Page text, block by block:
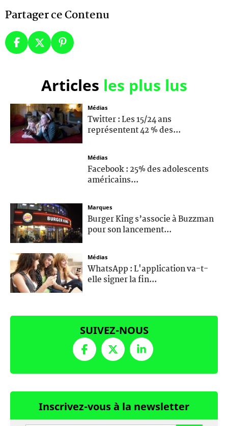
Partager ce Contenu
Articles les plus lus
Médias
Twitter : Les 15/24 ans
représentent 42 % des...
Médias
Facebook : 25% des adolescents
américains...
Marques
Burger King s’associe à Buzzman
pour son lancement...
Médias
WhatsApp : L'application va-t-
elle signer la fin...
SUIVEZ-NOUS
Inscrivez-vous à la newsletter